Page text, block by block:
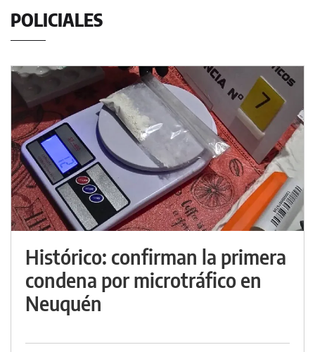
POLICIALES
Histórico: confirman la primera
condena por microtráfico en
Neuquén